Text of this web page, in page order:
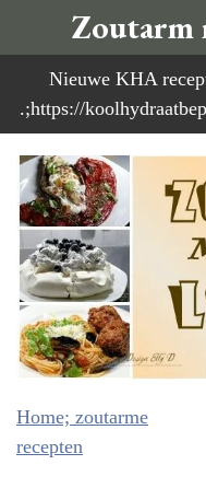
direct
naar
de
Zoutarm
Nieuwe KHA
.;https://
Home; zoutarme
recepten